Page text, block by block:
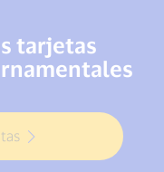
tarjetas